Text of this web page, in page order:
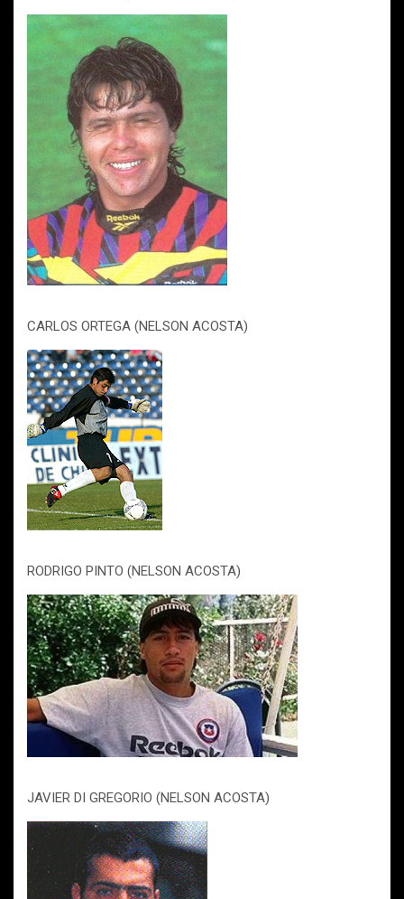
CARLOS ORTEGA (NELSON ACOSTA)
RODRIGO PINTO (NELSON ACOSTA)
JAVIER DI GREGORIO (NELSON ACOSTA)